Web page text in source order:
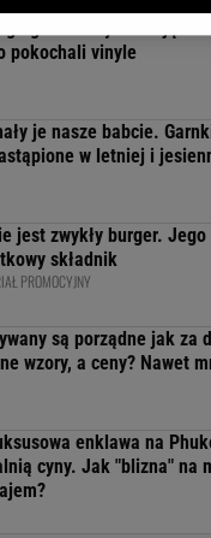
pokochali vinyle
je nasze babcie.
w letniej i
jest zwykły burger.
składnik
PROMOCYJNY
są porządne jak za
wzory, a ceny? Nawet
enklawa na
cyny. Jak "blizna" na